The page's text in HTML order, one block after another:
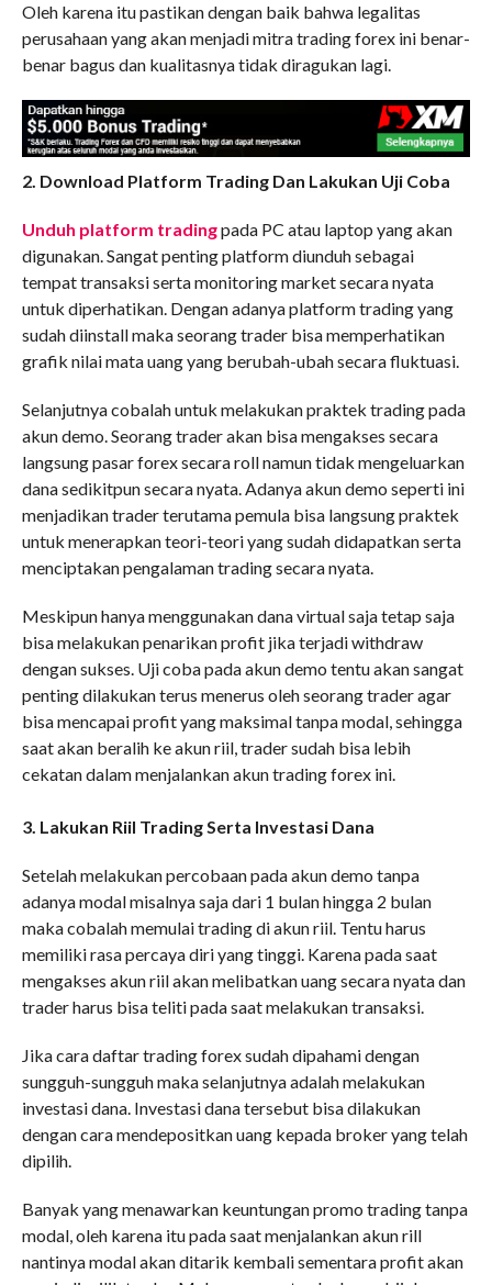
Oleh karena itu pastikan dengan baik bahwa legalitas
perusahaan yang akan menjadi mitra trading forex ini benar-
benar bagus dan kualitasnya tidak diragukan lagi.
2. Download Platform Trading Dan Lakukan Uji Coba
Unduh platform tradingpada PC atau laptop yang akan
digunakan. Sangat penting platform diunduh sebagai
tempat transaksi serta monitoring market secara nyata
untuk diperhatikan. Dengan adanya platform trading yang
sudah diinstall maka seorang trader bisa memperhatikan
grafik nilai mata uang yang berubah-ubah secara fluktuasi.
Selanjutnya cobalah untuk melakukan praktek trading pada
akun demo. Seorang trader akan bisa mengakses secara
langsung pasar forex secara roll namun tidak mengeluarkan
dana sedikitpun secara nyata. Adanya akun demo seperti ini
menjadikan trader terutama pemula bisa langsung praktek
untuk menerapkan teori-teori yang sudah didapatkan serta
menciptakan pengalaman trading secara nyata.
Meskipun hanya menggunakan dana virtual saja tetap saja
bisa melakukan penarikan profit jika terjadi withdraw
dengan sukses. Uji coba pada akun demo tentu akan sangat
penting dilakukan terus menerus oleh seorang trader agar
bisa mencapai profit yang maksimal tanpa modal, sehingga
saat akan beralih ke akun riil, trader sudah bisa lebih
cekatan dalam menjalankan akun trading forex ini.
3. Lakukan Riil Trading Serta Investasi Dana
Setelah melakukan percobaan pada akun demo tanpa
adanya modal misalnya saja dari 1 bulan hingga 2 bulan
maka cobalah memulai trading di akun riil. Tentu harus
memiliki rasa percaya diri yang tinggi. Karena pada saat
mengakses akun riil akan melibatkan uang secara nyata dan
trader harus bisa teliti pada saat melakukan transaksi.
Jika cara daftar trading forex sudah dipahami dengan
sungguh-sungguh maka selanjutnya adalah melakukan
investasi dana. Investasi dana tersebut bisa dilakukan
dengan cara mendepositkan uang kepada broker yang telah
dipilih.
Banyak yang menawarkan keuntungan promo trading tanpa
modal, oleh karena itu pada saat menjalankan akun rill
nantinya modal akan ditarik kembali sementara profit akan